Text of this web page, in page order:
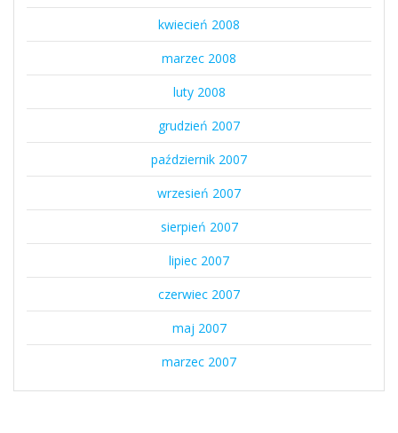
kwiecień 2008
marzec 2008
luty 2008
grudzień 2007
październik 2007
wrzesień 2007
sierpień 2007
lipiec 2007
czerwiec 2007
maj 2007
marzec 2007